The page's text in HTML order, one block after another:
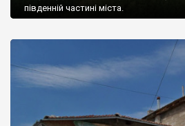
південній частині міста.